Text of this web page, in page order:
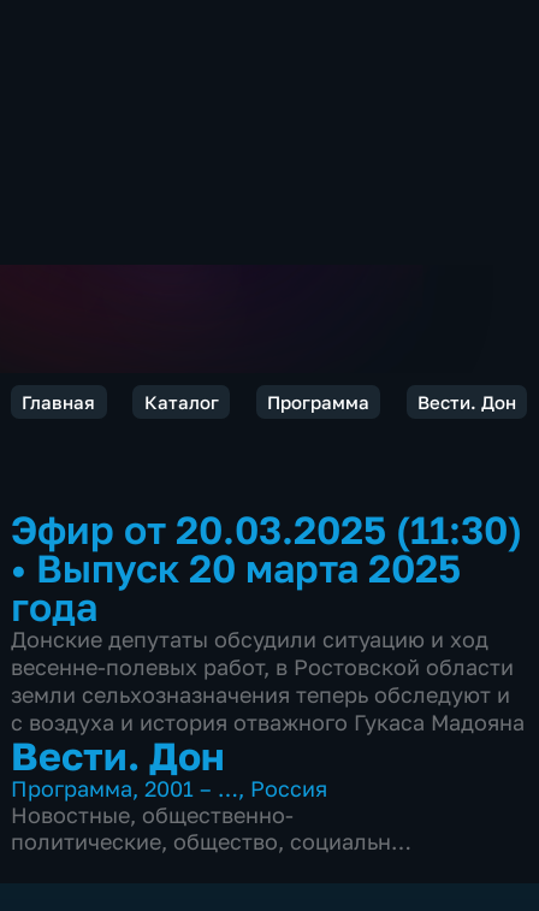
Главная Каталог Программа Вести. Дон
Эфир от 20.03.2025 (11:30)
• Выпуск 20 марта 2025
года
Донские депутаты обсудили ситуацию и ход
весенне-полевых работ, в Ростовской области
земли сельхозназначения теперь обследуют и
с воздуха и история отважного Гукаса Мадояна
Вести. Дон
Программа,2001 – …, Россия
Новостные, общественно-
политические, общество, социально-